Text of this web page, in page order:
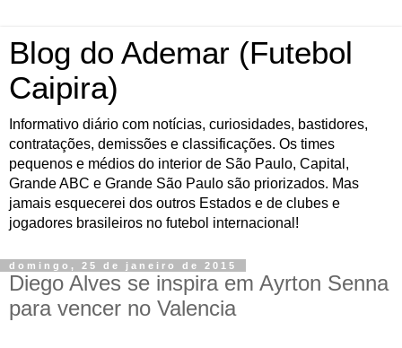
Blog do Ademar (Futebol
Caipira)
Informativo diário com notícias, curiosidades, bastidores,
contratações, demissões e classificações. Os times
pequenos e médios do interior de São Paulo, Capital,
Grande ABC e Grande São Paulo são priorizados. Mas
jamais esquecerei dos outros Estados e de clubes e
jogadores brasileiros no futebol internacional!
domingo, 25 de janeiro de 2015
Diego Alves se inspira em Ayrton Senna
para vencer no Valencia